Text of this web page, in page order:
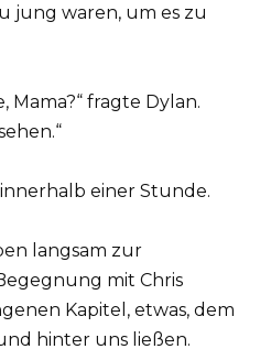
jung waren, um es zu
Mama?“ fragte Dylan.
einer Stunde.
langsam zur
mit Chris
Kapitel, etwas, dem
hinter uns ließen.